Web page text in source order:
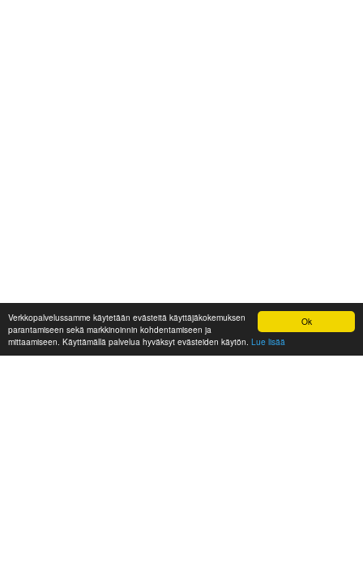
Ok
Verkkopalvelussamme käytetään evästeitä käyttäjäkokemuksen
parantamiseen sekä markkinoinnin kohdentamiseen ja
mittaamiseen. Käyttämällä palvelua hyväksyt evästeiden käytön. Lue lisää